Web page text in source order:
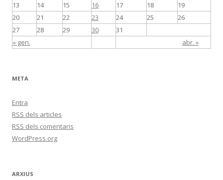
« gen. abr. »
13
14 15 16 17 18
19
20
21 22 23 24 25
26
27
28 29 30 31
META
Entra
RSS dels articles
RSS dels comentaris
WordPress.org
ARXIUS